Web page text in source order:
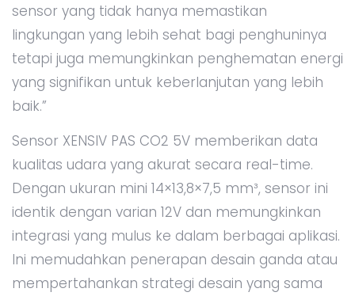
sensor yang tidak hanya memastikan
lingkungan yang lebih sehat bagi penghuninya
tetapi juga memungkinkan penghematan energi
yang signifikan untuk keberlanjutan yang lebih
baik.”
Sensor XENSIV PAS CO2 5V memberikan data
kualitas udara yang akurat secara real-time.
Dengan ukuran mini 14×13,8×7,5 mm³, sensor ini
identik dengan varian 12V dan memungkinkan
integrasi yang mulus ke dalam berbagai aplikasi.
Ini memudahkan penerapan desain ganda atau
mempertahankan strategi desain yang sama